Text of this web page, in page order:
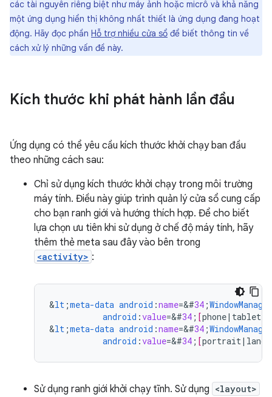
các tài nguyên riêng biệt như máy ảnh hoặc micrô và khả năng
một ứng dụng hiển thị không nhất thiết là ứng dụng đang hoạt
động. Hãy đọc phần Hỗ trợ nhiều cửa sổ để biết thông tin về
cách xử lý những vấn đề này.
Kích thước khi phát hành lần đầu
Ứng dụng có thể yêu cầu kích thước khởi chạy ban đầu
theo những cách sau:
Chỉ sử dụng kích thước khởi chạy trong môi trường
máy tính. Điều này giúp trình quản lý cửa sổ cung cấp
cho bạn ranh giới và hướng thích hợp. Để cho biết
lựa chọn ưu tiên khi sử dụng ở chế độ máy tính, hãy
thêm thẻ meta sau đây vào bên trong
<activity> :
&lt ;meta-data android :name=&#34 ;
android :value=&#34 ; [phone| tablet
&lt ;meta-data android :name=&#34 ;
android :value=&#34 ; [portrait|
Sử dụng ranh giới khởi chạy tĩnh. Sử dụng <layout>